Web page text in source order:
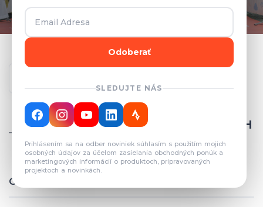
Odoberať
SLEDUJTE NÁS
Prihlásením sa na odber noviniek súhlasím s použitím mojich
osobných údajov za účelom zasielania obchodných ponúk a
marketingových informácií o produktoch, pripravovaných
projektoch a novinkách.
CELKOVÝ POČET REGISTROVANÝCH
TÍMOV: 82
Celkové výsledky